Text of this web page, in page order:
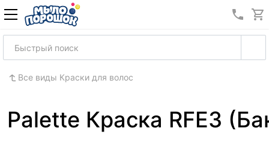
8
Все виды Краски для волос
Palette Краска RFE3